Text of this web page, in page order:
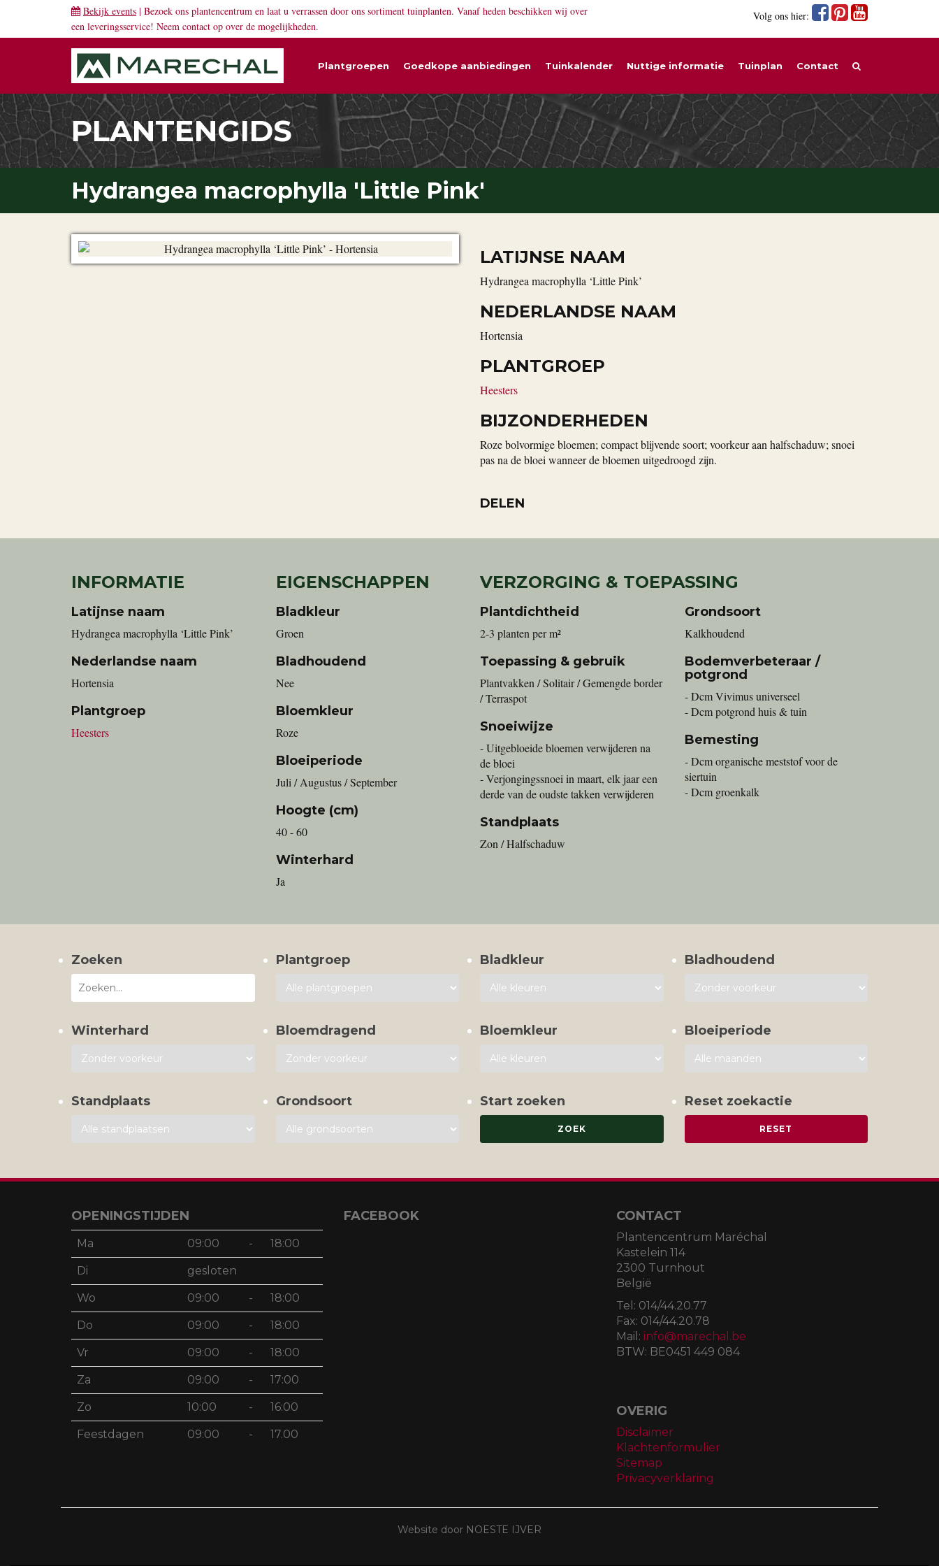
Bekijk events | Bezoek ons plantencentrum en laat u verrassen door ons sortiment tuinplanten. Vanaf heden beschikken wij over
een leveringsservice! Neem contact op over de mogelijkheden.
Volg ons hier:
Plantgroepen Goedkope aanbiedingen Tuinkalender Nuttige informatie Tuinplan Contact
PLANTENGIDS
Hydrangea macrophylla 'Little Pink'
LATIJNSE NAAM
Hydrangea macrophylla ‘Little Pink’
NEDERLANDSE NAAM
Hortensia
PLANTGROEP
Heesters
BIJZONDERHEDEN
Roze bolvormige bloemen; compact blijvende soort; voorkeur aan halfschaduw; snoei
pas na de bloei wanneer de bloemen uitgedroogd zijn.
DELEN
INFORMATIE
Latijnse naam
Hydrangea macrophylla ‘Little Pink’
Nederlandse naam
Hortensia
Plantgroep
Heesters
EIGENSCHAPPEN
Bladkleur
Groen
Bladhoudend
Nee
Bloemkleur
Roze
Bloeiperiode
Juli / Augustus / September
Hoogte (cm)
40 - 60
Winterhard
Ja
VERZORGING & TOEPASSING
Plantdichtheid
2-3 planten per m²
Toepassing & gebruik
Plantvakken / Solitair / Gemengde border
/ Terraspot
Snoeiwijze
- Uitgebloeide bloemen verwijderen na
de bloei
- Verjongingssnoei in maart, elk jaar een
derde van de oudste takken verwijderen
Standplaats
Zon / Halfschaduw
Grondsoort
Kalkhoudend
Bodemverbeteraar /
potgrond
- Dcm Vivimus universeel
- Dcm potgrond huis & tuin
Bemesting
- Dcm organische meststof voor de
siertuin
- Dcm groenkalk
Zoeken Plantgroep Bladkleur Bladhoudend
Winterhard Bloemdragend Bloemkleur Bloeiperiode
Standplaats Grondsoort Start zoeken Reset zoekactie
OPENINGSTIJDEN
Ma 09:00 - 18:00
Di gesloten
Wo 09:00 - 18:00
Do 09:00 - 18:00
Vr 09:00 - 18:00
Za 09:00 - 17:00
Zo 10:00 - 16:00
Feestdagen 09:00 - 17.00
FACEBOOK CONTACT
Plantencentrum Maréchal
Kastelein 114
2300 Turnhout
België
Tel: 014/44.20.77
Fax: 014/44.20.78
Mail: info@marechal.be
BTW: BE0451 449 084
OVERIG
Disclaimer
Klachtenformulier
Sitemap
Privacyverklaring
Website door NOESTE IJVER